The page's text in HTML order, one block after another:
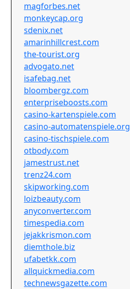
magforbes.net
monkeycap.org
sdenix.net
amarinhillcrest.com
the-tourist.org
advogato.net
isafebag.net
bloombergz.com
enterpriseboosts.com
casino-kartenspiele.com
casino-automatenspiele.org
casino-tischspiele.com
otbody.com
jamestrust.net
trenz24.com
skipworking.com
loizbeauty.com
anyconverter.com
timespedia.com
jejakkrismon.com
diemthole.biz
ufabetkk.com
allquickmedia.com
technewsgazette.com